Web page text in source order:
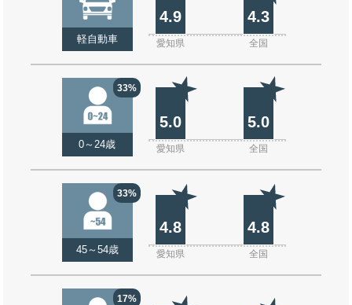
軽自動車
4.9 4.3
愛知県 全国
33%
0～24歳
5.0 5.0
愛知県 全国
33%
45～54歳
4.8 4.8
愛知県 全国
17%